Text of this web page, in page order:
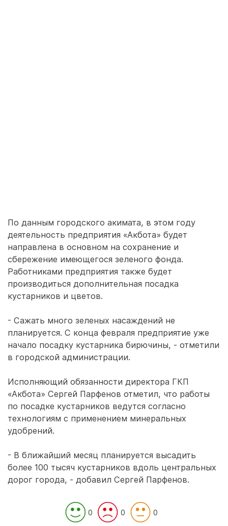
По данным городского акимата, в этом году
деятельность предприятия «Акбота» будет
направлена в основном на сохранение и
сбережение имеющегося зеленого фонда.
Работниками предприятия также будет
производиться дополнительная посадка
кустарников и цветов.
- Сажать много зеленых насаждений не
планируется. С конца февраля предприятие уже
начало посадку кустарника бирючины, - отметили
в городской администрации.
Исполняющий обязанности директора ГКП
«Акбота» Сергей Парфенов отметил, что работы
по посадке кустарников ведутся согласно
технологиям с применением минеральных
удобрений.
- В ближайший месяц планируется высадить
более 100 тысяч кустарников вдоль центральных
дорог города, - добавил Сергей Парфенов.
0 0 0